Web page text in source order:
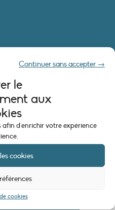
le
aux
afin d'enrichir votre expérience
cookies
Continuer sans accepter →
cookies